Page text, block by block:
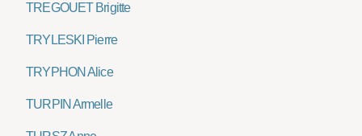
TREGOUET Brigitte
TRYLESKI Pierre
TRYPHON Alice
TURPIN Armelle